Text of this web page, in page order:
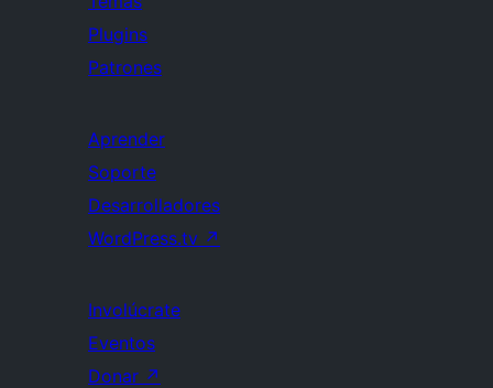
Plugins
Patrones
Aprender
Soporte
Desarrolladores
WordPress.tv ↗
Involúcrate
Eventos
Donar ↗